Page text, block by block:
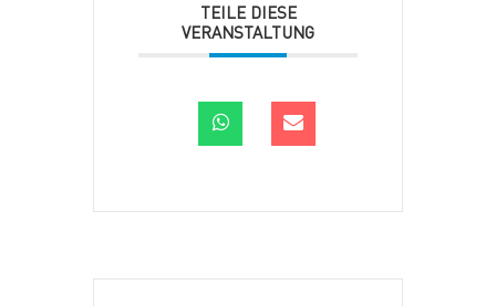
TEILE DIESE
VERANSTALTUNG